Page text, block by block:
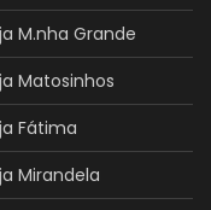
M.nha Grande
Matosinhos
Fátima
Mirandela